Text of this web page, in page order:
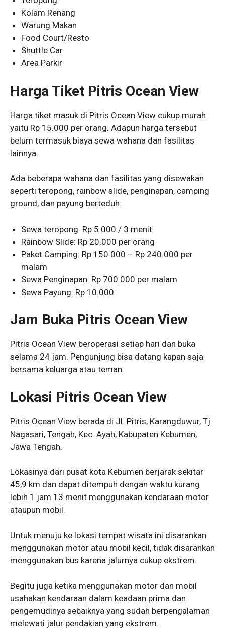
Kolam Renang
Warung Makan
Food Court/Resto
Shuttle Car
Area Parkir
Harga Tiket Pitris Ocean View
Harga tiket masuk di Pitris Ocean View cukup murah
yaitu Rp 15.000 per orang. Adapun harga tersebut
belum termasuk biaya sewa wahana dan fasilitas
lainnya.
Ada beberapa wahana dan fasilitas yang disewakan
seperti teropong, rainbow slide, penginapan, camping
ground, dan payung berteduh.
Sewa teropong: Rp 5.000 / 3 menit
Rainbow Slide: Rp 20.000 per orang
Paket Camping: Rp 150.000 – Rp 240.000 per
malam
Sewa Penginapan: Rp 700.000 per malam
Sewa Payung: Rp 10.000
Jam Buka Pitris Ocean View
Pitris Ocean View beroperasi setiap hari dan buka
selama 24 jam. Pengunjung bisa datang kapan saja
bersama keluarga atau teman.
Lokasi Pitris Ocean View
Pitris Ocean View berada di Jl. Pitris, Karangduwur, Tj.
Nagasari, Tengah, Kec. Ayah, Kabupaten Kebumen,
Jawa Tengah.
Lokasinya dari pusat kota Kebumen berjarak sekitar
45,9 km dan dapat ditempuh dengan waktu kurang
lebih 1 jam 13 menit menggunakan kendaraan motor
ataupun mobil.
Untuk menuju ke lokasi tempat wisata ini disarankan
menggunakan motor atau mobil kecil, tidak disarankan
menggunakan bus karena jalurnya cukup ekstrem.
Begitu juga ketika menggunakan motor dan mobil
usahakan kendaraan dalam keadaan prima dan
pengemudinya sebaiknya yang sudah berpengalaman
melewati jalur pendakian yang ekstrem.